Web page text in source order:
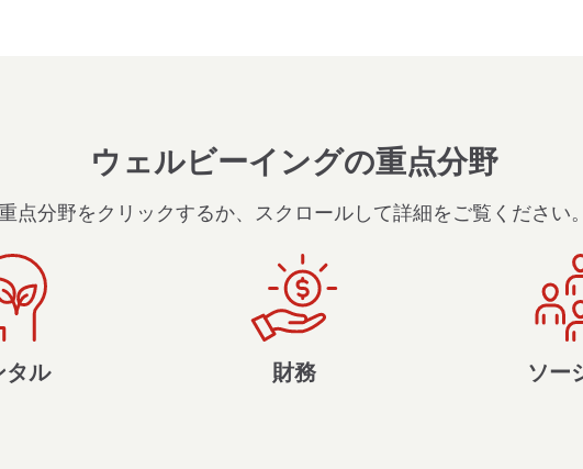
ウェルビーイングの重点分野
点分野をクリックするか、スクロールして詳細をご覧ください。
タル 財務 ソー